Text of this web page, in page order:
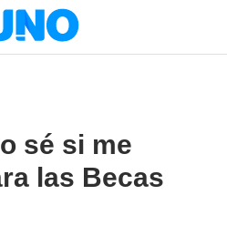
sé si me
las Becas